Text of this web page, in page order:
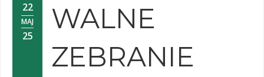
22
MAJ
25
WALNE
ZEBRANIE